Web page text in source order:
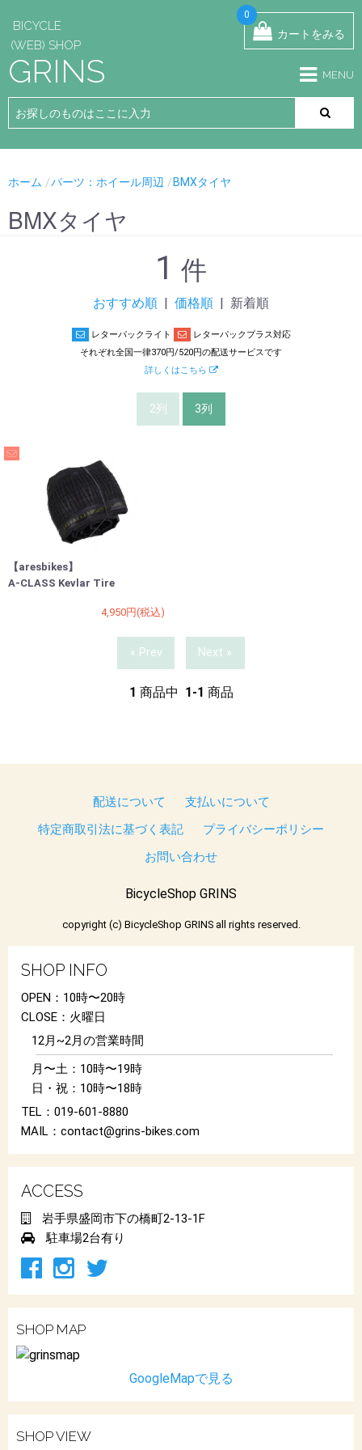
BICYCLE
(WEB) SHOP
GRINS
0
カートをみる
MENU
ホーム パーツ：ホイール周辺 BMXタイヤ
BMXタイヤ
1 件
おすすめ順 価格順 | 新着順
レターパックライト
レターパックプラス対応
それぞれ全国一律370円/520円の配送サービスです
詳しくはこちら
2列 3列
【aresbikes】
A-CLASS Kevlar Tire
4,950円(税込)
« Prev Next »
1 商品中 1-1 商品
配送について
支払いについて
特定商取引法に基づく表記
プライバシーポリシー
お問い合わせ
BicycleShop GRINS
copyright (c) BicycleShop GRINS all rights reserved.
SHOP INFO
OPEN：10時〜20時
CLOSE：火曜日
12月~2月の営業時間
月〜土：10時〜19時
日・祝：10時〜18時
TEL：019-601-8880
MAIL：contact@grins-bikes.com
ACCESS
岩手県盛岡市下の橋町2-13-1F
駐車場2台有り
SHOP MAP
GoogleMapで見る
SHOP VIEW